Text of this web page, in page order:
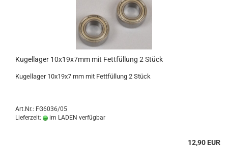
Kugellager 10x19x7mm mit Fettfüllung 2 Stück
Kugellager 10x19x7 mm mit Fettfüllung 2 Stück
Art.Nr.: FG6036/05
Lieferzeit:
im LADEN verfügbar
12,90 EUR